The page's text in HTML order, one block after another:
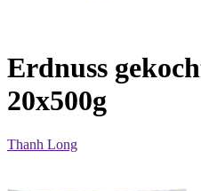
Erdnuss
20x500g
Thanh Long